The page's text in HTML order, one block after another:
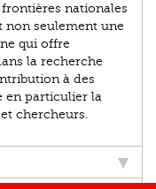
frontières nationales
non seulement une
qui offre
la recherche
à des
en particulier la
chercheurs.